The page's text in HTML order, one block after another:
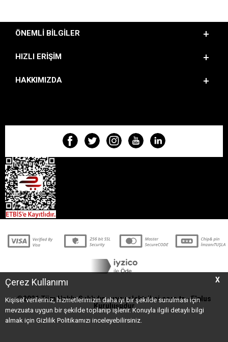
X
Çerez Kullanımı
Kişisel verileriniz, hizmetlerimizin daha iyi bir şekilde sunulması için
mevzuata uygun bir şekilde toplanıp işlenir. Konuyla ilgili detaylı bilgi
almak için Gizlilik Politikamızı inceleyebilirsiniz.
ÖNEMLI BILGILER
HIZLI ERIŞIM
HAKKIMIZDA
©2021 Tüm Hakkı Saklıdır - www.elektrikci.com.tr -Elplus
Kuruluşudur